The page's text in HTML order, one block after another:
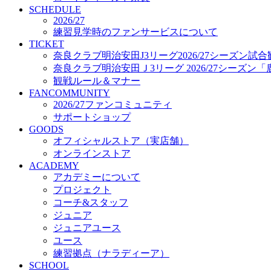
プロジェクト
コーチ&スタッフ
ジュニア
ジュニアユース
ユース
練習拠点（ナラディーア）
SCHOOL
CLUB
2026/27 パートナー企業
パートナー募集
クラブ理念
クラブ情報
サステナビリティ
Web制作支援
応援プロジェクト
SCHEDULE
2026/27
練習見学時のファンサービスについて
TICKET
奈良クラブ明治安田J3リーグ2026/27シーズン試合
奈良クラブ明治安田Ｊ3リーグ 2026/27シーズン「
観戦ルール＆マナー
FANCOMMUNITY
2026/27ファンコミュニティ
サポートショップ
GOODS
オフィシャルストア（実店舗）
オンラインストア
ACADEMY
アカデミーについて
プロジェクト
コーチ&スタッフ
ジュニア
ジュニアユース
ユース
練習拠点（ナラディーア）
SCHOOL